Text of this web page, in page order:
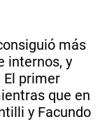
más
internos, y
El primer
que en
y Facundo